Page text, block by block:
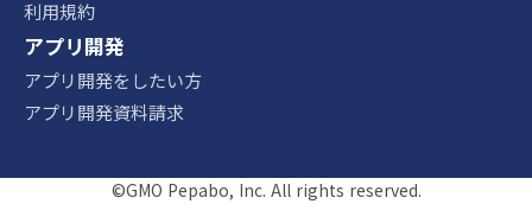
利用規約
アプリ開発
アプリ開発をしたい方
アプリ開発資料請求
©GMO Pepabo, Inc. All rights reserved.